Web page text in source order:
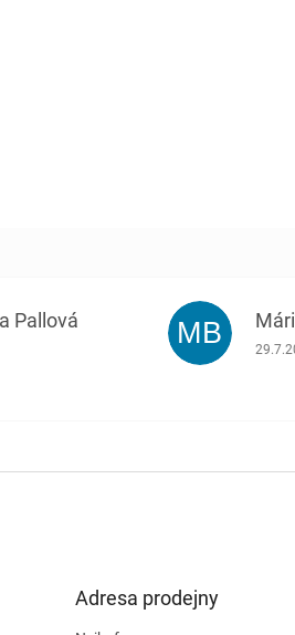
Pallová
obchodu je 5 z 5 hviezdičiek.
MB
Adresa prodejny